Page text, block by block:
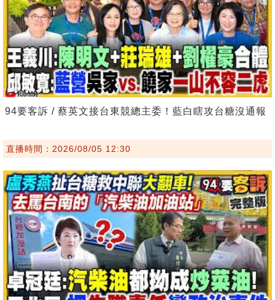
94要客訴 / 蔡英文接台東競總主委！藍白瞎攻台糖沒通報
直播時間：2026/08/05 12:30